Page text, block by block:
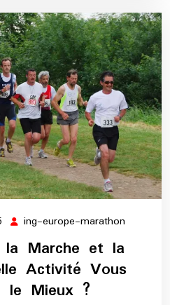
17
décembre
2025
ing-europe-marathon
la Marche et la
Activité Vous
le Mieux ?